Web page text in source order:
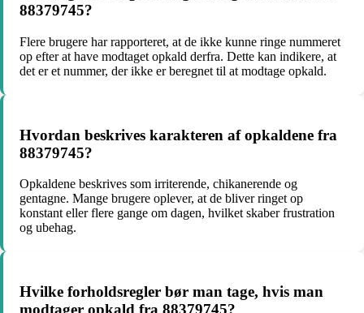
88379745?
Flere brugere har rapporteret, at de ikke kunne ringe nummeret
op efter at have modtaget opkald derfra. Dette kan indikere, at
det er et nummer, der ikke er beregnet til at modtage opkald.
Hvordan beskrives karakteren af opkaldene fra
88379745?
Opkaldene beskrives som irriterende, chikanerende og
gentagne. Mange brugere oplever, at de bliver ringet op
konstant eller flere gange om dagen, hvilket skaber frustration
og ubehag.
Hvilke forholdsregler bør man tage, hvis man
modtager opkald fra 88379745?